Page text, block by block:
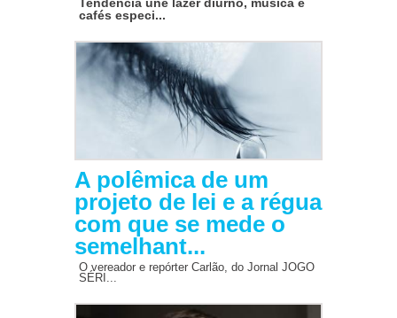
Tendência une lazer diurno, música e
cafés especi...
A polêmica de um
projeto de lei e a régua
com que se mede o
semelhant...
O vereador e repórter Carlão, do Jornal JOGO
SÉRI...